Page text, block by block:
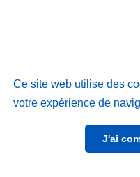
Ce site web utilise des
votre expérience de
J'ai